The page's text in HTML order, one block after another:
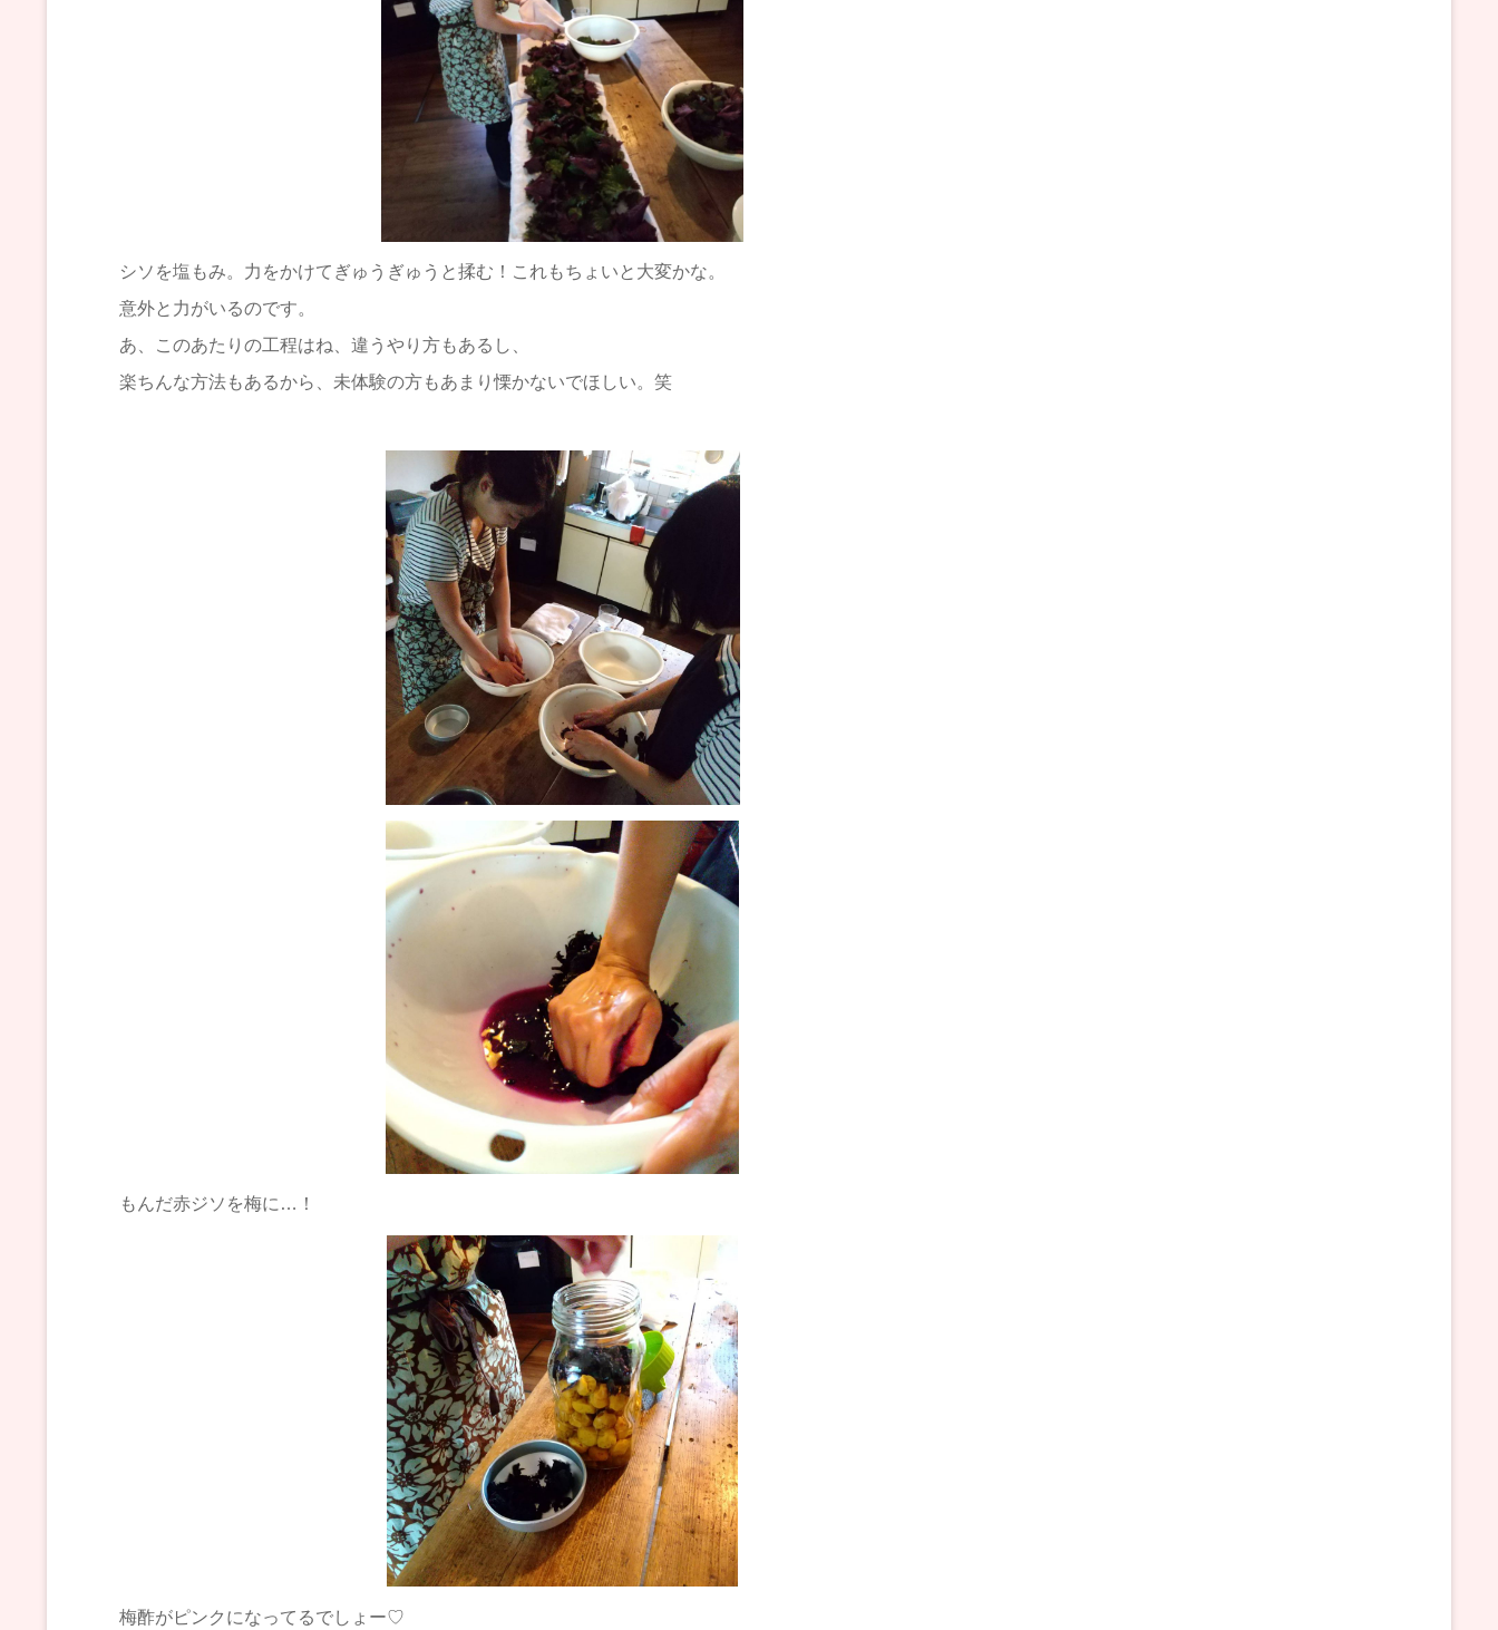
シソを塩もみ。力をかけてぎゅうぎゅうと揉む！これもちょいと大変かな。
意外と力がいるのです。
あ、このあたりの工程はね、違うやり方もあるし、
楽ちんな方法もあるから、未体験の方もあまり慄かないでほしい。笑
もんだ赤ジソを梅に…！
梅酢がピンクになってるでしょー♡